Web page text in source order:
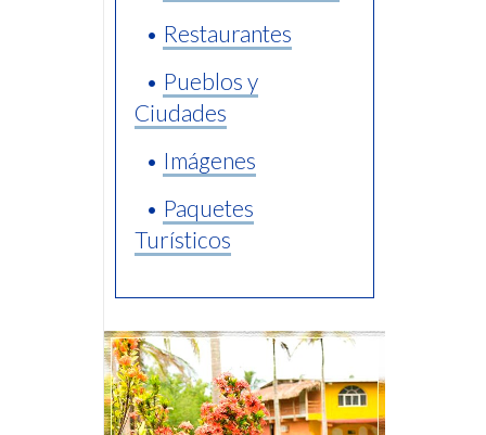
• Restaurantes
• Pueblos y
Ciudades
• Imágenes
• Paquetes
Turísticos